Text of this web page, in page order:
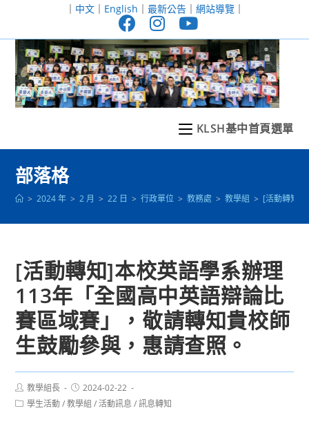
至
｜ 中文｜ English ｜ 最新公告｜ 網站導覽｜
KLSH基中首頁選單
部落格
> 2024 年 > 2 月 > 22 日 > 行政單位 > 教務處 > 教學組 > [活動轉知]
[活動轉知]本校英語學系辦理
113年「全國高中英語辯論比
賽區域賽」，敬請轉知貴校師
生鼓勵參與，惠請查照。
Post
author:
教學組長
Post
published:
2024-02-22
Post學生活動 / 教學組 / 活動訊息 / 訊息轉知